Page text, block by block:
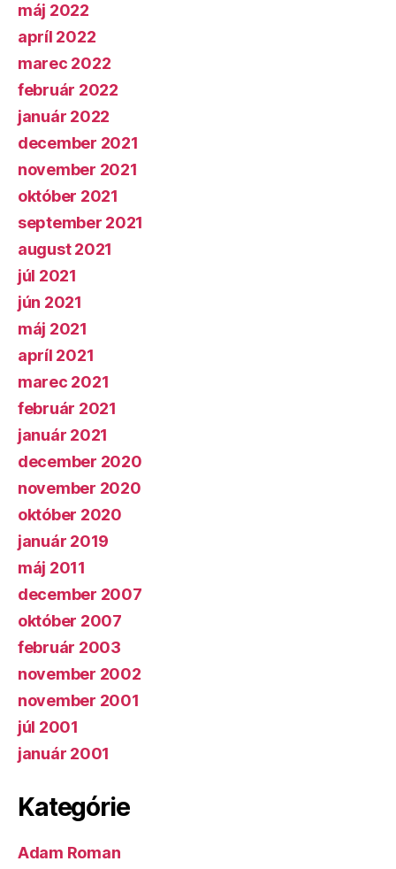
máj 2022
apríl 2022
marec 2022
február 2022
január 2022
december 2021
november 2021
október 2021
september 2021
august 2021
júl 2021
jún 2021
máj 2021
apríl 2021
marec 2021
február 2021
január 2021
december 2020
november 2020
október 2020
január 2019
máj 2011
december 2007
október 2007
február 2003
november 2002
november 2001
júl 2001
január 2001
Kategórie
Adam Roman